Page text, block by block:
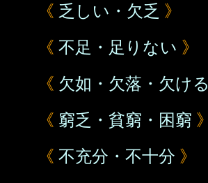
《 乏しい・欠乏 》
《 不足・足りない 》
《 欠如・欠落・欠ける
《 窮乏・貧窮・困窮 》
《 不充分・不十分 》